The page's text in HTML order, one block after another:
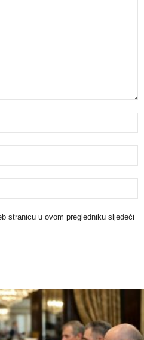
stranicu u ovom pregledniku sljedeći